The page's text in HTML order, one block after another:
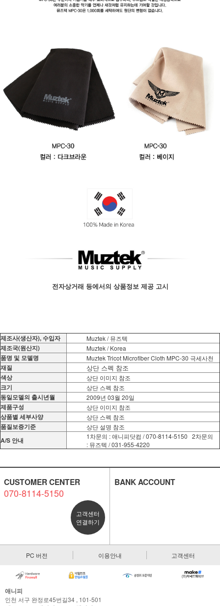
전자상거래 등에서의 상품정보 제공 고시
제조사(생산자), 수입자 Muztek / 뮤즈텍
제조국(원산지) Muztek / Korea
품명 및 모델명 Muztek Tricot Microfiber Cloth MPC-30 극세사천
재질 상단 스펙 참조
색상 상단 이미지 참조
크기 상단 스펙 참조
동일모델의 출시년월 2009년 03월 20일
제품구성 상단 이미지 참조
상품별 세부사양 상단 스펙 참조
품질보증기준 상단 설명 참조
A/S 안내
1차문의 : 애니피닷컴 / 070-8114-5150 2차문의
: 뮤즈텍 / 031-955-4220
CUSTOMER CENTER
070-8114-5150
고객센터
연결하기
BANK ACCOUNT
PC 버전 이용안내 고객센터
애니피
인천 서구 완정로45번길34 , 101-501